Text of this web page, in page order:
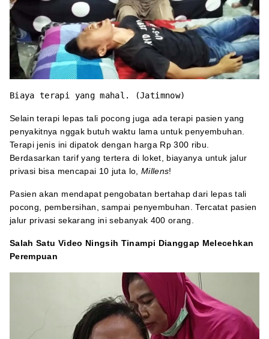
Biaya terapi yang mahal. (Jatimnow)
Selain terapi lepas tali pocong juga ada terapi pasien yang
penyakitnya nggak butuh waktu lama untuk penyembuhan.
Terapi jenis ini dipatok dengan harga Rp 300 ribu.
Berdasarkan tarif yang tertera di loket, biayanya untuk jalur
privasi bisa mencapai 10 juta lo, Millens!
Pasien akan mendapat pengobatan bertahap dari lepas tali
pocong, pembersihan, sampai penyembuhan. Tercatat pasien
jalur privasi sekarang ini sebanyak 400 orang.
Salah Satu Video Ningsih Tinampi Dianggap Melecehkan
Perempuan